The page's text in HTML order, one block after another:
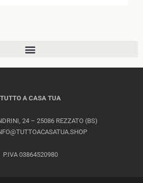
TUTTO A CASA TUA
24 – 25086 REZZATO (BS)
P.IVA 03864520980